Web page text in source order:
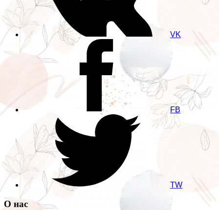
VK
FB
TW
О нас